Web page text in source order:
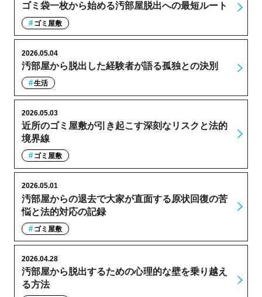
ゴミ袋一枚から始める汚部屋脱出への最短ルート
ゴミ屋敷
汚部屋から脱出した経験者が語る孤独との決別
2026.05.04
生活
近所のゴミ屋敷が引き起こす深刻なリスクと法的
境界線
2026.05.03
ゴミ屋敷
汚部屋からの退去で大家が直面する原状回復の苦
悩と法的対応の記録
2026.05.01
ゴミ屋敷
汚部屋から脱出するための心理的な壁を乗り越え
る方法
2026.04.28